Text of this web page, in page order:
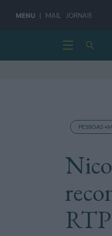
MENU MAIL JORNAIS
PESSOAS +M
RTP